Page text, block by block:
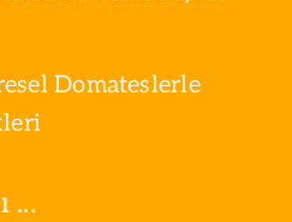
Domateslerle
...